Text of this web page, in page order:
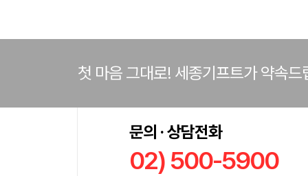
첫 마음 그대로! 세종기프트가 약속드
문의 · 상담전화
02) 500-5900